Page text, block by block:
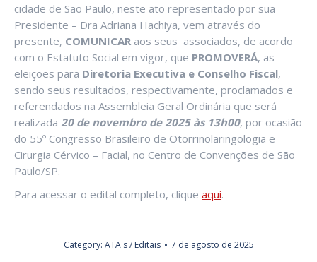
cidade de São Paulo, neste ato representado por sua
Presidente – Dra Adriana Hachiya, vem através do
presente, COMUNICAR aos seus associados, de acordo
com o Estatuto Social em vigor, que PROMOVERÁ, as
eleições para Diretoria Executiva e Conselho Fiscal,
sendo seus resultados, respectivamente, proclamados e
referendados na Assembleia Geral Ordinária que será
realizada 20 de novembro de 2025 às 13h00, por ocasião
do 55º Congresso Brasileiro de Otorrinolaringologia e
Cirurgia Cérvico – Facial, no Centro de Convenções de São
Paulo/SP.
Para acessar o edital completo, clique aqui.
Category: ATA's / Editais 7 de agosto de 2025